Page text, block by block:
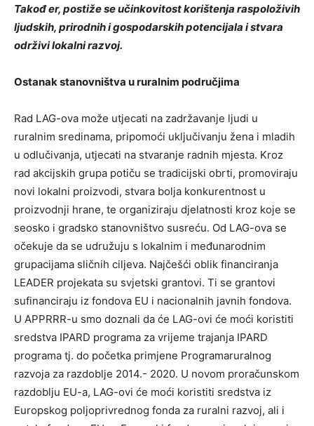
Takođ er, postiže se učinkovitost korištenja raspoloživih
ljudskih, prirodnih i gospodarskih potencijala i stvara
održivi lokalni razvoj.
Ostanak stanovništva u ruralnim područjima
Rad LAG-ova može utjecati na zadržavanje ljudi u
ruralnim sredinama, pripomoći uključivanju žena i mladih
u odlučivanja, utjecati na stvaranje radnih mjesta. Kroz
rad akcijskih grupa potiču se tradicijski obrti, promoviraju
novi lokalni proizvodi, stvara bolja konkurentnost u
proizvodnji hrane, te organiziraju djelatnosti kroz koje se
seosko i gradsko stanovništvo susreću. Od LAG-ova se
očekuje da se udružuju s lokalnim i međunarodnim
grupacijama sličnih ciljeva. Najčešći oblik financiranja
LEADER projekata su svjetski grantovi. Ti se grantovi
sufinanciraju iz fondova EU i nacionalnih javnih fondova.
U APPRRR-u smo doznali da će LAG-ovi će moći koristiti
sredstva IPARD programa za vrijeme trajanja IPARD
programa tj. do početka primjene Programaruralnog
razvoja za razdoblje 2014.- 2020. U novom proračunskom
razdoblju EU-a, LAG-ovi će moći koristiti sredstva iz
Europskog poljoprivrednog fonda za ruralni razvoj, ali i